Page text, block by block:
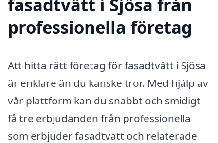
fasadtvätt i Sjösa från
professionella företag
Att hitta rätt företag för fasadtvätt i Sjösa
är enklare än du kanske tror. Med hjälp av
vår plattform kan du snabbt och smidigt
få tre erbjudanden från professionella
som erbjuder fasadtvätt och relaterade